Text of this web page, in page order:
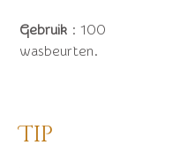
Gebruik : 100
wasbeurten.
Tip